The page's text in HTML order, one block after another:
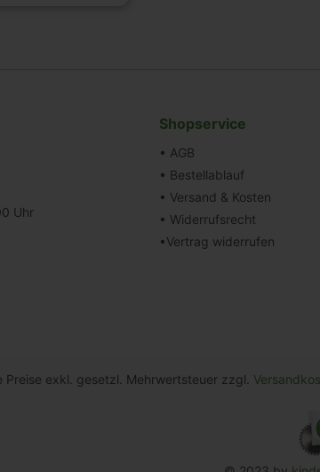
Uhr
Shopservice
• AGB
• Bestellablauf
• Versand & Kosten
• Widerrufsrecht
•Vertrag widerrufen
Preise exkl. gesetzl. Mehrwertsteuer zzgl.